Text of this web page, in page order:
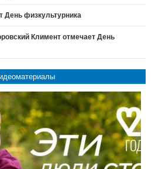
День физкультурника
Климент отмечает День